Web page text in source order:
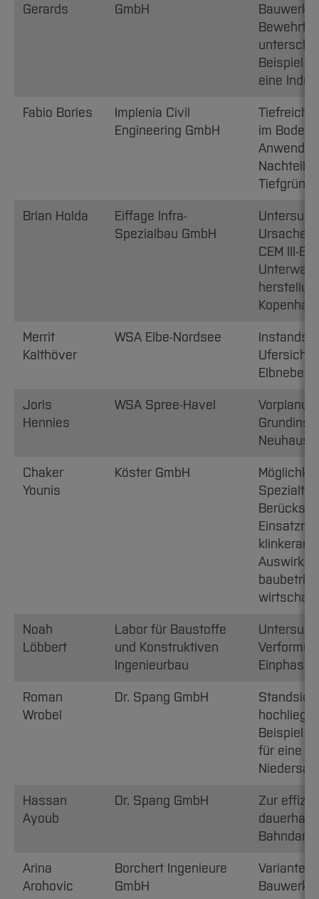
Gerards
GmbH
Beispiel
eine
Fabio Bories
Implenia Civil
Engineering GmbH
im
Nachteile
Brian Holda
Eiffage Infra-
Spezialbau GmbH
Ursachen
CEM III-
Merrit
Kalthöver
WSA Elbe-Nordsee
Joris
Hennies
WSA Spree-Havel
Neuhaus
Chaker
Younis
Köster GmbH
Noah
Löbbert
Labor für Baustoffe
und Konstruktiven
Ingenieurbau
Roman
Wrobel
Dr. Spang GmbH
Beispiel
für eine
Hassan
Ayoub
Dr. Spang GmbH
Zur
Arina
Arohovic
Borchert Ingenieure
GmbH